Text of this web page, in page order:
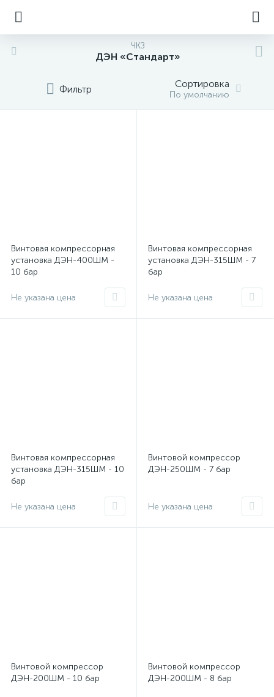
ЧКЗ
ДЭН «Стандарт»
Фильтр Сортировка
По умолчанию
Винтовая компрессорная
установка ДЭН-400ШМ -
10 бар
Не указана цена
Винтовая компрессорная
установка ДЭН-315ШМ - 7
бар
Не указана цена
Винтовая компрессорная
установка ДЭН-315ШМ - 10
бар
Не указана цена
Винтовой компрессор
ДЭН-250ШМ - 7 бар
Не указана цена
Винтовой компрессор
ДЭН-200ШМ - 10 бар
Винтовой компрессор
ДЭН-200ШМ - 8 бар